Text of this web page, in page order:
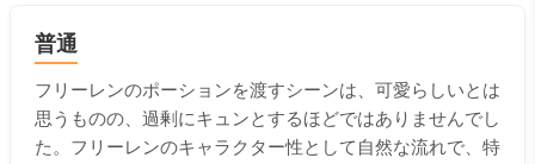
普通
フリーレンのポーションを渡すシーンは、可愛らしいとは
思うものの、過剰にキュンとするほどではありませんでし
た。フリーレンのキャラクター性として自然な流れで、特